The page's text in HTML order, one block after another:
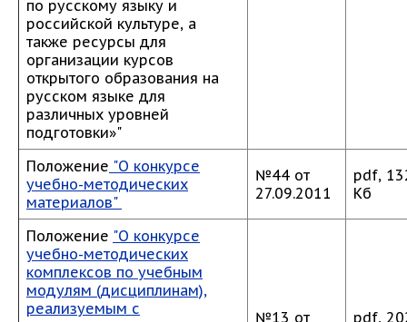
по русскому языку и
российской культуре, а
также ресурсы для
организации курсов
открытого образования на
русском языке для
различных уровней
подготовки»"
Положение "О конкурсе
учебно-методических
материалов"
№44 от
27.09.2011
pdf,
Кб
Положение "О конкурсе
учебно-методических
комплексов по учебным
модулям (дисциплинам),
реализуемым с
№13 от
pdf,